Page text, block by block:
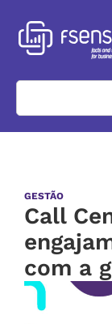
GESTÃO
Call
com a